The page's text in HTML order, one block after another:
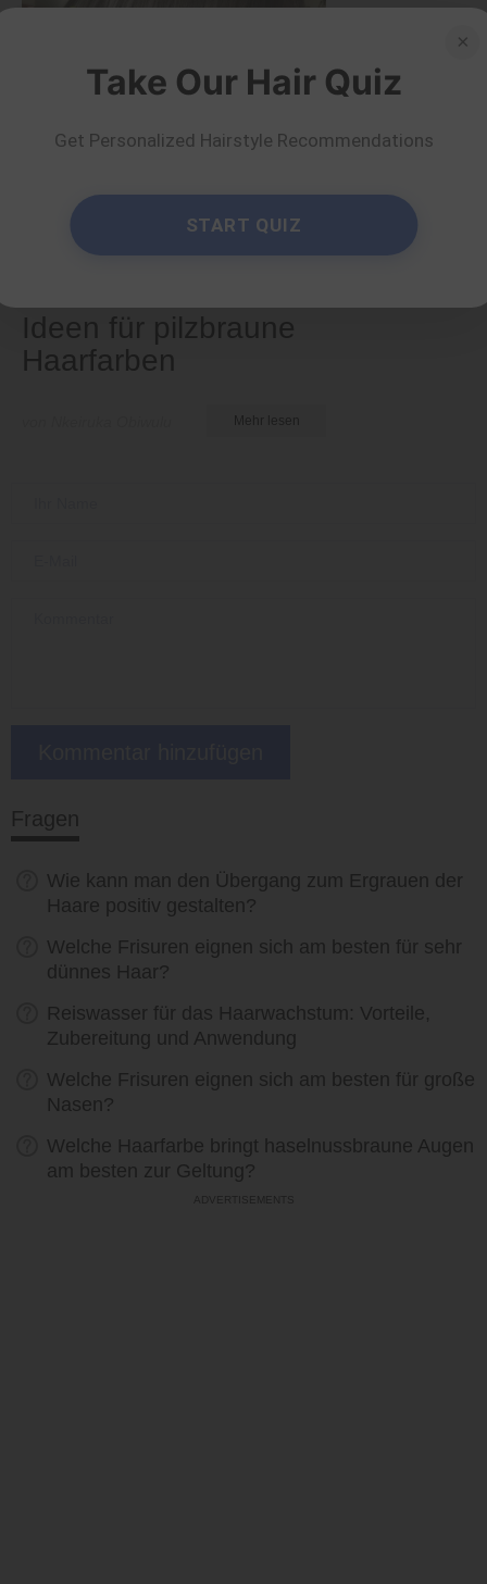
Farben
Haarfarben
Fragen
Wie kann man den Übergang zum Ergrauen der
Haare positiv gestalten?
Welche Frisuren eignen sich am besten für sehr
dünnes Haar?
Reiswasser für das Haarwachstum: Vorteile,
Zubereitung und Anwendung
Welche Frisuren eignen sich am besten für große
Nasen?
Welche Haarfarbe bringt haselnussbraune Augen
am besten zur Geltung?
×
Take Our Hair Quiz
Get Personalized Hairstyle Recommendations
START QUIZ